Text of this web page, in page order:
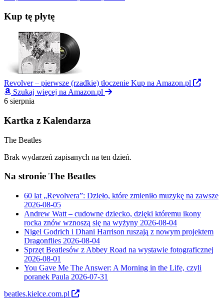
Kup tę płytę
Revolver – pierwsze (rzadkie) tłoczenie Kup na Amazon.pl
Szukaj więcej na Amazon.pl
6 sierpnia
Kartka z Kalendarza
The Beatles
Brak wydarzeń zapisanych na ten dzień.
Na stronie The Beatles
60 lat „Revolvera”: Dzieło, które zmieniło muzykę na zawsze
2026-08-05
Andrew Watt – cudowne dziecko, dzięki któremu ikony
rocka znów wznoszą się na wyżyny 2026-08-04
Nigel Godrich i Dhani Harrison ruszają z nowym projektem
Dragonflies 2026-08-04
Sprzęt Beatlesów z Abbey Road na wystawie fotograficznej
2026-08-01
You Gave Me The Answer: A Morning in the Life, czyli
poranek Paula 2026-07-31
beatles.kielce.com.pl